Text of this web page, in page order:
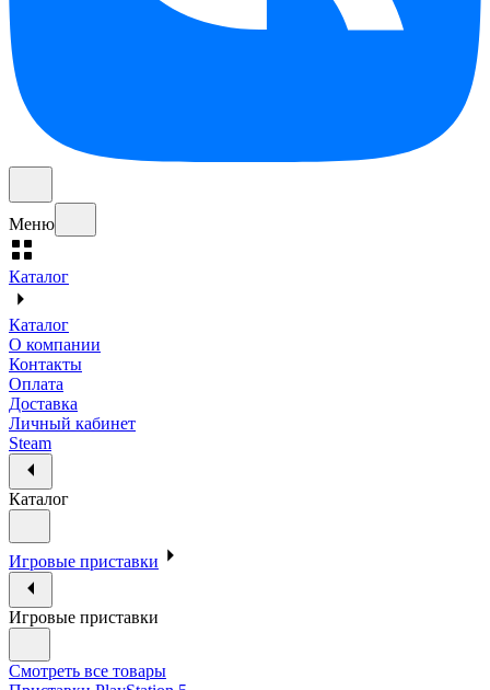
Меню
Каталог
Каталог
О компании
Контакты
Оплата
Доставка
Личный кабинет
Steam
Каталог
Игровые приставки
Игровые приставки
Смотреть все товары